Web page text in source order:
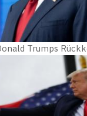
Trumps